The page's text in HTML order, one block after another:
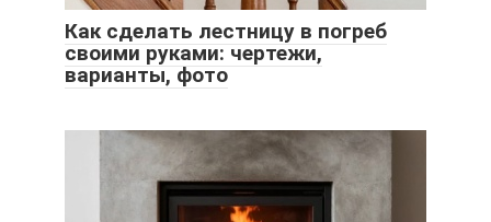
Как сделать лестницу в погреб
своими руками: чертежи,
варианты, фото